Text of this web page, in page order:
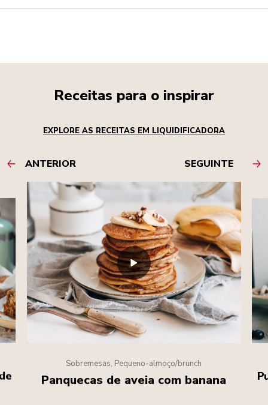
Receitas para o inspirar
EXPLORE AS RECEITAS EM LIQUIDIFICADORA
ANTERIOR SEGUINTE
Sobremesas, Pequeno-almoço/brunch
Panquecas de aveia com banana